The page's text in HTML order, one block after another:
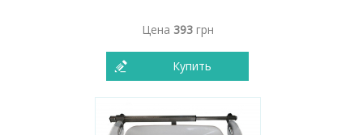
Цена 393грн
Купить